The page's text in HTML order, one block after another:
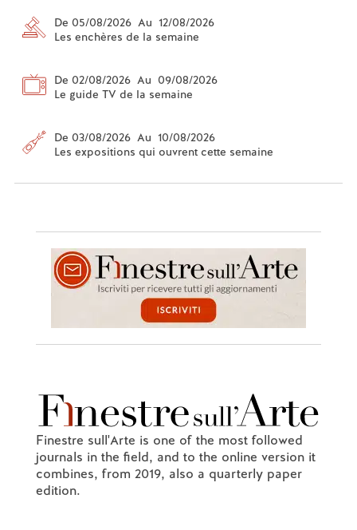
De 05/08/2026 Au 12/08/2026
Les enchères de la semaine
De 02/08/2026 Au 09/08/2026
Le guide TV de la semaine
De 03/08/2026 Au 10/08/2026
Les expositions qui ouvrent cette semaine
Finestre sull'Arte is one of the most followed
journals in the field, and to the online version it
combines, from 2019, also a quarterly paper
edition.